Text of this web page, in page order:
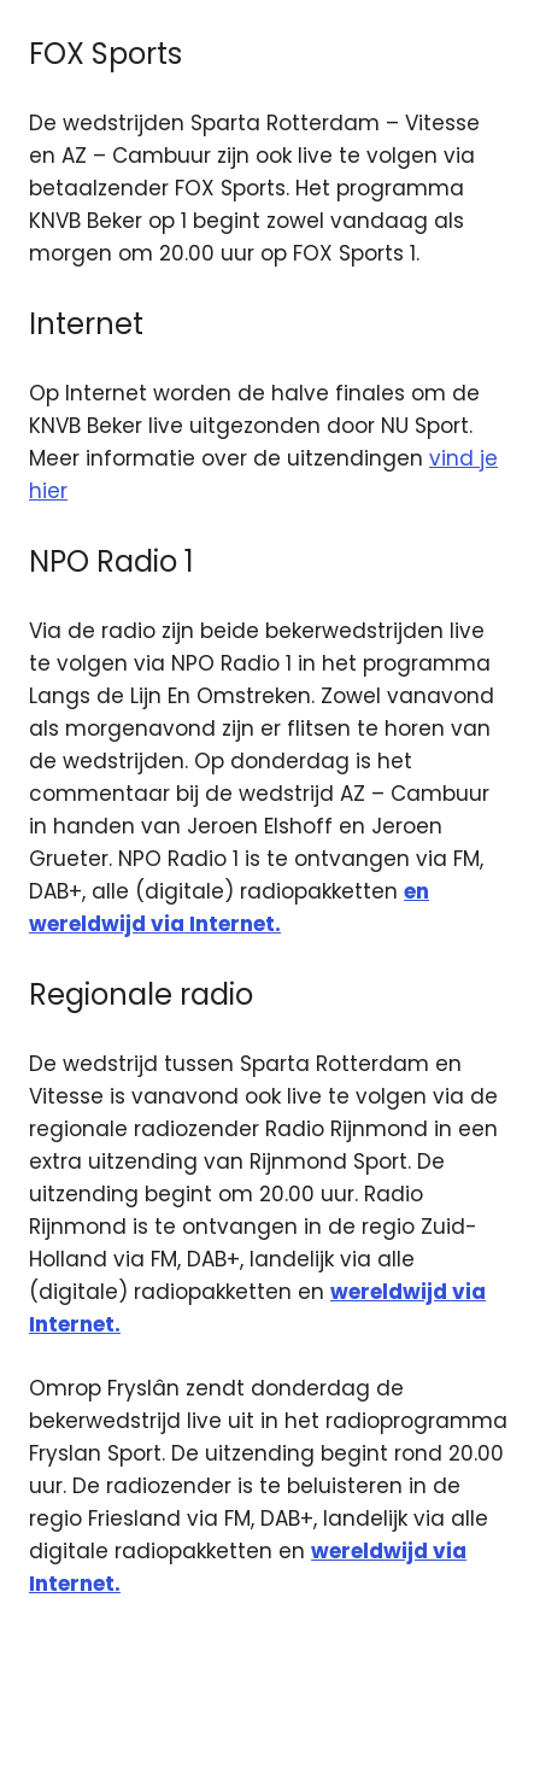
FOX Sports
De wedstrijden Sparta Rotterdam – Vitesse
en AZ – Cambuur zijn ook live te volgen via
betaalzender FOX Sports. Het programma
KNVB Beker op 1 begint zowel vandaag als
morgen om 20.00 uur op FOX Sports 1.
Internet
Op Internet worden de halve finales om de
KNVB Beker live uitgezonden door NU Sport.
Meer informatie over de uitzendingen vind je
hier
NPO Radio 1
Via de radio zijn beide bekerwedstrijden live
te volgen via NPO Radio 1 in het programma
Langs de Lijn En Omstreken. Zowel vanavond
als morgenavond zijn er flitsen te horen van
de wedstrijden. Op donderdag is het
commentaar bij de wedstrijd AZ – Cambuur
in handen van Jeroen Elshoff en Jeroen
Grueter. NPO Radio 1 is te ontvangen via FM,
DAB+, alle (digitale) radiopakketten en
wereldwijd via Internet.
Regionale radio
De wedstrijd tussen Sparta Rotterdam en
Vitesse is vanavond ook live te volgen via de
regionale radiozender Radio Rijnmond in een
extra uitzending van Rijnmond Sport. De
uitzending begint om 20.00 uur. Radio
Rijnmond is te ontvangen in de regio Zuid-
Holland via FM, DAB+, landelijk via alle
(digitale) radiopakketten en wereldwijd via
Internet.
Omrop Fryslân zendt donderdag de
bekerwedstrijd live uit in het radioprogramma
Fryslan Sport. De uitzending begint rond 20.00
uur. De radiozender is te beluisteren in de
regio Friesland via FM, DAB+, landelijk via alle
digitale radiopakketten en wereldwijd via
Internet.